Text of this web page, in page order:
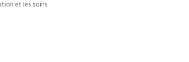
et les soins